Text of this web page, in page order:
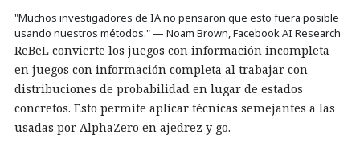
"Muchos investigadores de IA no pensaron que esto fuera posible
usando nuestros métodos." — Noam Brown, Facebook AI Research
ReBeL convierte los juegos con información incompleta
en juegos con información completa al trabajar con
distribuciones de probabilidad en lugar de estados
concretos. Esto permite aplicar técnicas semejantes a las
usadas por AlphaZero en ajedrez y go.